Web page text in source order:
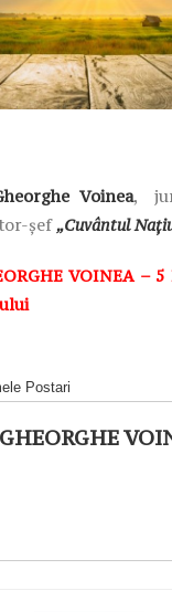
Voinea,
șef „Cuvântul
VOINEA –
Postari
GHEORGHE